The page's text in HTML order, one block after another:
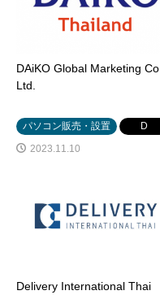
DAiKO Global Marketing Co.,
Ltd.
パソコン販売・設置
D
2023.11.10
Delivery International Thai